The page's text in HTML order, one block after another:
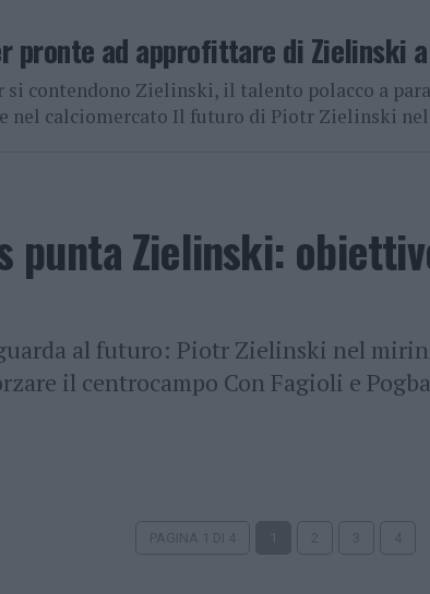
pronte ad approfittare di Zielinski
si contendono Zielinski, il talento polacco a
nel calciomercato Il futuro di Piotr Zielinski
punta Zielinski:
al futuro: Piotr Zielinski nel
il centrocampo Con Fagioli e